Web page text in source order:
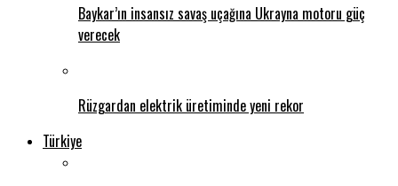
Baykar’ın insansız savaş uçağına Ukrayna motoru güç
verecek
Rüzgardan elektrik üretiminde yeni rekor
Türkiye